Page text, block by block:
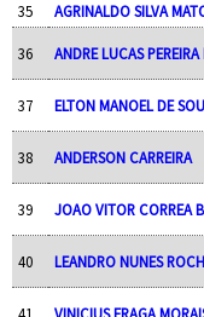
35
AGRINALDO SILVA
36 ANDRE LUCAS PEREIRA
37 ELTON MANOEL DE
38 ANDERSON CARREIRA
39 JOAO VITOR CORREA
40 LEANDRO NUNES